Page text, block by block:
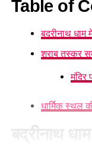
Table of
बद्रीनाथ धाम
शराब तस्कर
मंदिर
धार्मिक स्थल